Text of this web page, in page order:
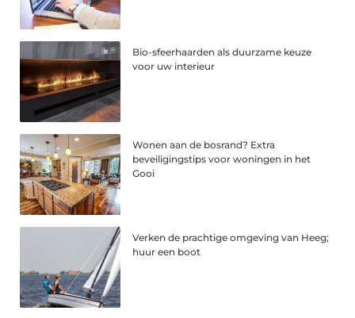
Bio-sfeerhaarden als duurzame keuze
voor uw interieur
Wonen aan de bosrand? Extra
beveiligingstips voor woningen in het
Gooi
Verken de prachtige omgeving van Heeg;
huur een boot